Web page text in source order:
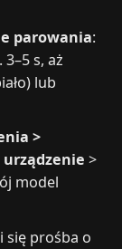
parowania:
s, aż
lub
>
>
model
się prośba o